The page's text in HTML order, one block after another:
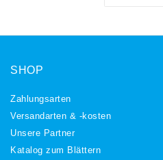
SHOP
Zahlungsarten
Versandarten & -kosten
Unsere Partner
Katalog zum Blättern